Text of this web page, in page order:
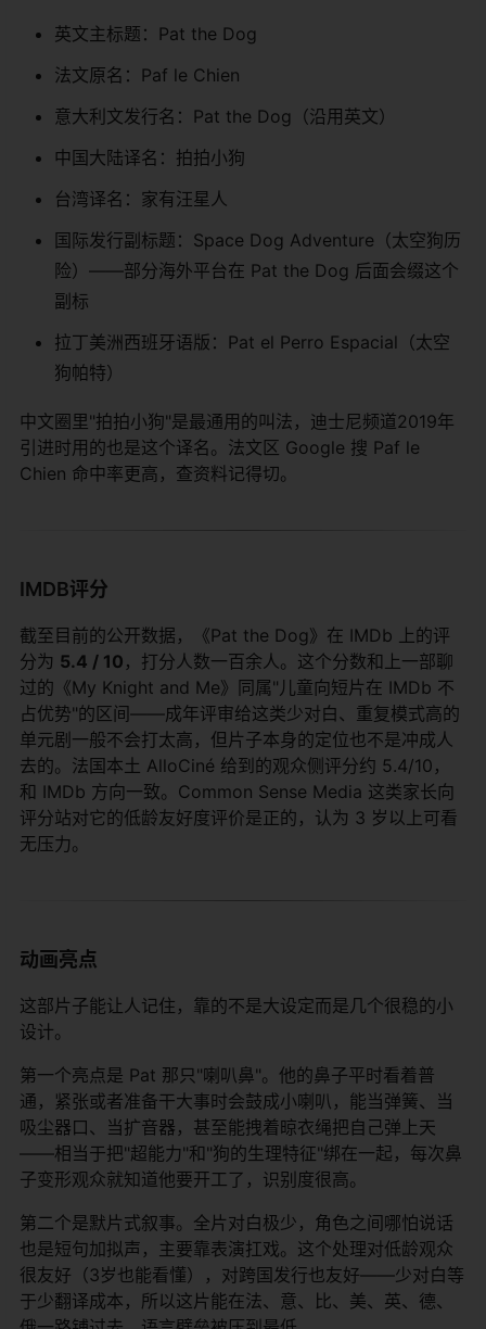
英文主标题：Pat the Dog
法文原名：Paf le Chien
意大利文发行名：Pat the Dog（沿用英文）
中国大陆译名：拍拍小狗
台湾译名：家有汪星人
国际发行副标题：Space Dog Adventure（太空狗历
险）——部分海外平台在 Pat the Dog 后面会缀这个
副标
拉丁美洲西班牙语版：Pat el Perro Espacial（太空
狗帕特）
中文圈里"拍拍小狗"是最通用的叫法，迪士尼频道2019年
引进时用的也是这个译名。法文区 Google 搜 Paf le
Chien 命中率更高，查资料记得切。
IMDB评分
截至目前的公开数据，《Pat the Dog》在 IMDb 上的评
分为 5.4 / 10 ，打分人数一百余人。这个分数和上一部聊
过的《My Knight and Me》同属"儿童向短片在 IMDb 不
占优势"的区间——成年评审给这类少对白、重复模式高的
单元剧一般不会打太高，但片子本身的定位也不是冲成人
去的。法国本土 AlloCiné 给到的观众侧评分约 5.4/10，
和 IMDb 方向一致。Common Sense Media 这类家长向
评分站对它的低龄友好度评价是正的，认为 3 岁以上可看
无压力。
动画亮点
这部片子能让人记住，靠的不是大设定而是几个很稳的小
设计。
第一个亮点是 Pat 那只"喇叭鼻"。他的鼻子平时看着普
通，紧张或者准备干大事时会鼓成小喇叭，能当弹簧、当
吸尘器口、当扩音器，甚至能拽着晾衣绳把自己弹上天
——相当于把"超能力"和"狗的生理特征"绑在一起，每次鼻
子变形观众就知道他要开工了，识别度很高。
第二个是默片式叙事。全片对白极少，角色之间哪怕说话
也是短句加拟声，主要靠表演扛戏。这个处理对低龄观众
很友好（3岁也能看懂），对跨国发行也友好——少对白等
于少翻译成本，所以这片能在法、意、比、美、英、德、